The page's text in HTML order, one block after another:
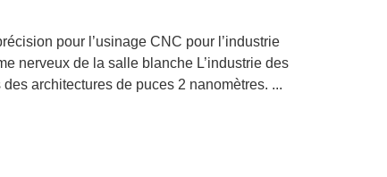
pour l’usinage CNC pour l’industrie
nerveux de la salle blanche L’industrie des
architectures de puces 2 nanomètres. ...